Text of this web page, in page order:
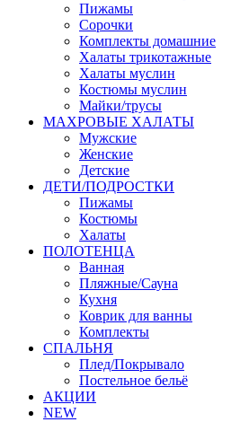
Пижамы
Сорочки
Комплекты домашние
Халаты трикотажные
Халаты муслин
Костюмы муслин
Майки/трусы
МАХРОВЫЕ ХАЛАТЫ
Мужские
Женские
Детские
ДЕТИ/ПОДРОСТКИ
Пижамы
Костюмы
Халаты
ПОЛОТЕНЦА
Ванная
Пляжные/Сауна
Кухня
Коврик для ванны
Комплекты
СПАЛЬНЯ
Плед/Покрывало
Постельное бельё
АКЦИИ
NEW